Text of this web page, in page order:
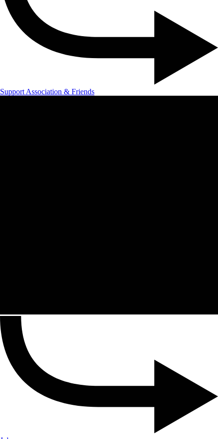
Support Association & Friends